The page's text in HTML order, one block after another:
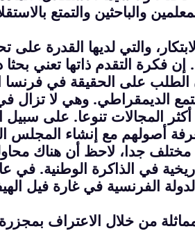
والباحثين والتمتع
والتي لديها القدرة
فكرة التقدم ذاتها تعني بحثا
الطلب على الحقيقة في
الديمقراطي. وهي لا تزال في
المجالات تنوعا. على سبيل
أصولهم مع إنشاء المجلس
الذاكرة الوطنية. في عام 1995، جاك
الفرنسية في غارة فيل
من خلال الاعتراف